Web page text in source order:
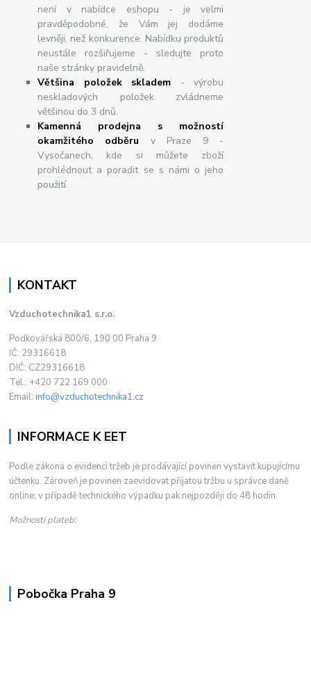
není v nabídce eshopu - je velmi
pravděpodobné, že Vám jej dodáme
levněji, než konkurence. Nabídku produktů
neustále rozšiřujeme - sledujte proto
naše stránky pravidelně.
Většina položek skladem - výrobu
neskladových položek zvládneme
většinou do 3 dnů.
Kamenná prodejna s možností
okamžitého odběru v Praze 9 -
Vysočanech, kde si můžete zboží
prohlédnout a poradit se s námi o jeho
použití.
KONTAKT
Vzduchotechnika1 s.r.o.
Podkovářská 800/6, 190 00 Praha 9
IČ: 29316618
DIČ: CZ29316618
Tel.: +420 722 169 000
Email:info@vzduchotechnika1.cz
INFORMACE K EET
Podle zákona o evidenci tržeb je prodávající povinen vystavit kupujícímu
účtenku. Zároveň je povinen zaevidovat přijatou tržbu u správce daně
online; v případě technického výpadku pak nejpozději do 48 hodin.
Možnosti plateb:
Pobočka Praha 9